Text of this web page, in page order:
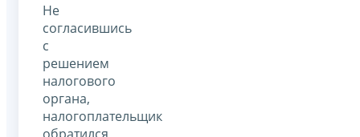
Не
согласившись
с
решением
налогового
органа,
налогоплательщик
обратился